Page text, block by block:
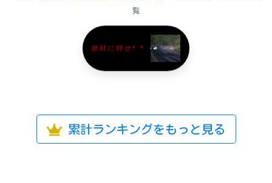
覧
絶対に押せ^ ^
累計ランキングをもっと見る